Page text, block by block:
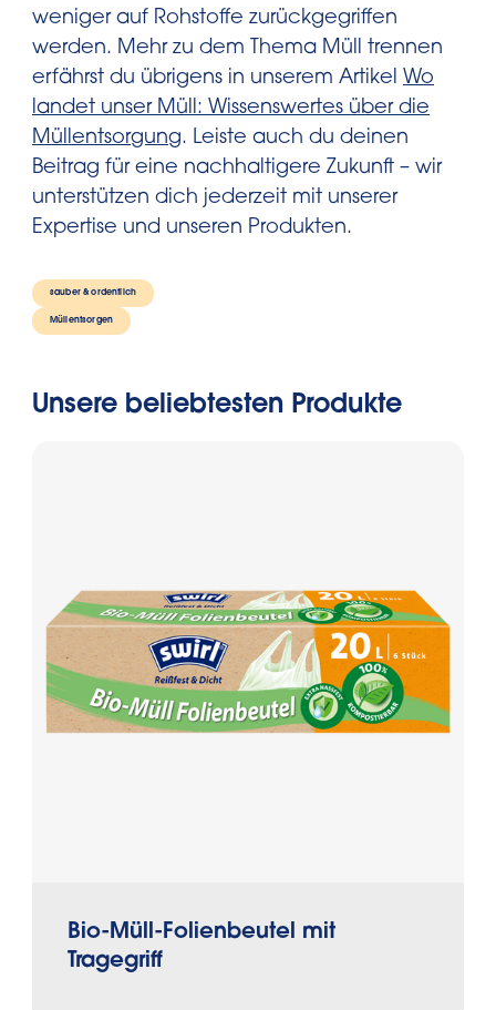
weniger auf Rohstoffe zurückgegriffen
werden. Mehr zu dem Thema Müll trennen
erfährst du übrigens in unserem Artikel Wo
landet unser Müll: Wissenswertes über die
Müllentsorgung. Leiste auch du deinen
Beitrag für eine nachhaltigere Zukunft – wir
unterstützen dich jederzeit mit unserer
Expertise und unseren Produkten.
sauber & ordentlich
Müllentsorgen
Unsere beliebtesten Produkte
Bio-Müll-Folienbeutel mit
Tragegriff